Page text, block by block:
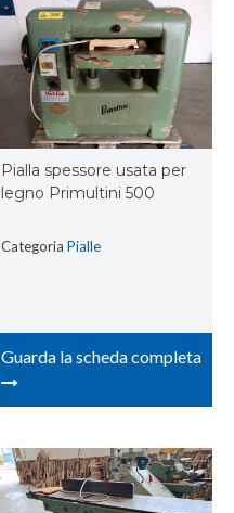
Pialla spessore usata per
legno Primultini 500
Categoria Pialle
Guarda la scheda completa